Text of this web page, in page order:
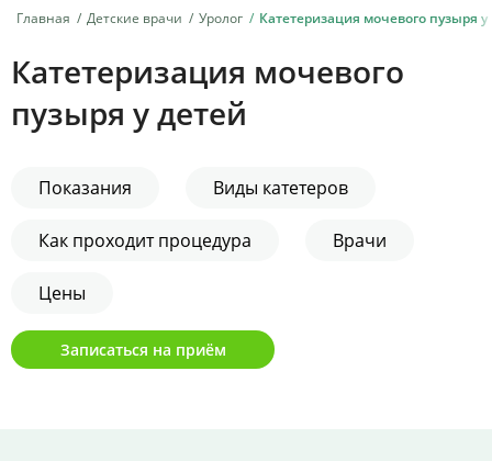
Главная Детские врачи Уролог Катетеризация мочевого пузыря
Катетеризация мочевого
пузыря у детей
Показания Виды катетеров
Как проходит процедура Врачи
Цены
Записаться на приём
Услуги
Заболевания
Акции